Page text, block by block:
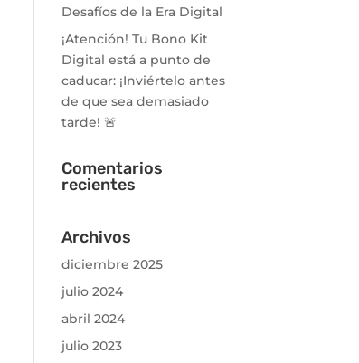
Desafíos de la Era Digital
¡Atención! Tu Bono Kit
Digital está a punto de
caducar: ¡Inviértelo antes
de que sea demasiado
tarde! 🚨
Comentarios
recientes
Archivos
diciembre 2025
julio 2024
abril 2024
julio 2023